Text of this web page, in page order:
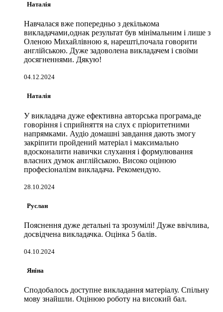
Наталія
Навчалася вже попередньо з декількома
викладачами,однак результат був мінімальним і лише з
Оленою Михайлівною я, нарешті,почала говорити
англійською. Дуже задоволена викладачем і своїми
досягненнями. Дякую!
04.12.2024
Наталія
У викладача дуже ефективна авторська програма,де
говоріння і сприйняття на слух є пріоритетними
напрямками. Аудіо домашні завдання дають змогу
закріпити пройдений матеріал і максимально
вдосконалити навички слухання і формулювання
власних думок англійською. Високо оцінюю
професіоналізм викладача. Рекомендую.
28.10.2024
Руслан
Пояснення дуже детальні та зрозумілі! Дуже ввічлива,
досвідчена викладачка. Оцінка 5 балів.
04.10.2024
Яніна
Сподобалось доступне викладання матеріалу. Спільну
мову знайшли. Оцінюю роботу на високий бал.